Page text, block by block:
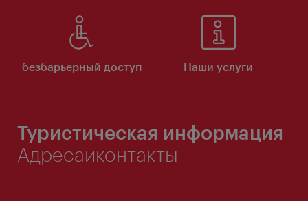
безбарьерный доступ Наши услуги
Туристическая информация
Адресаиконтакты